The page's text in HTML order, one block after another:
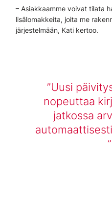
– Asiakkaamme voivat tilata
lisälomakkeita, joita me
järjestelmään, Kati kertoo.
Uusi
nopeuttaa
jatkossa